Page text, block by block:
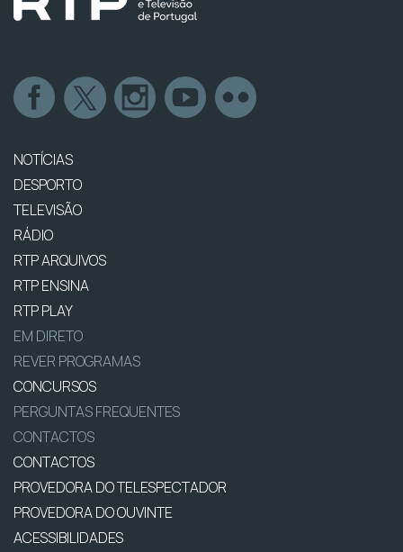
NOTÍCIAS
DESPORTO
TELEVISÃO
RÁDIO
RTP ARQUIVOS
RTP ENSINA
RTP PLAY
EM DIRETO
REVER PROGRAMAS
CONCURSOS
PERGUNTAS FREQUENTES
CONTACTOS
CONTACTOS
PROVEDORA DO TELESPECTADOR
PROVEDORA DO OUVINTE
ACESSIBILIDADES